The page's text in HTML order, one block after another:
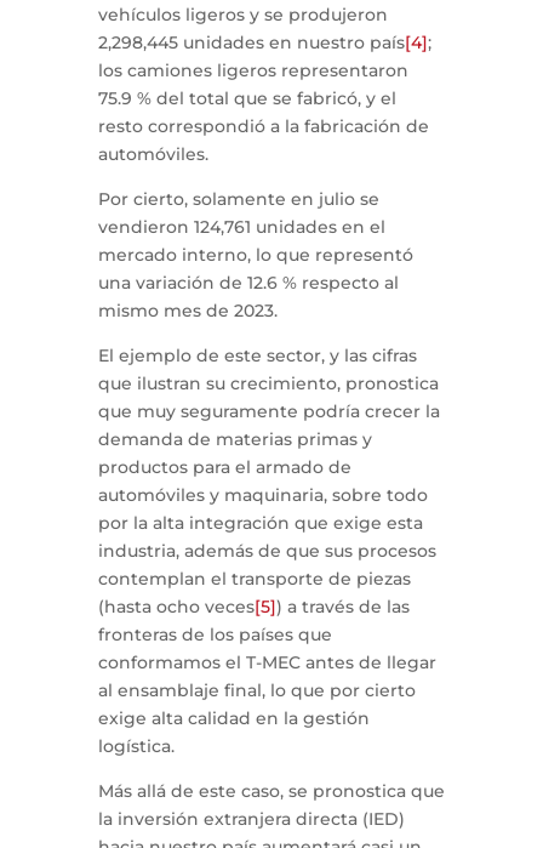
vehículos ligeros y se produjeron
2,298,445 unidades en nuestro país[4];
los camiones ligeros representaron
75.9 % del total que se fabricó, y el
resto correspondió a la fabricación de
automóviles.
Por cierto, solamente en julio se
vendieron 124,761 unidades en el
mercado interno, lo que representó
una variación de 12.6 % respecto al
mismo mes de 2023.
El ejemplo de este sector, y las cifras
que ilustran su crecimiento, pronostica
que muy seguramente podría crecer la
demanda de materias primas y
productos para el armado de
automóviles y maquinaria, sobre todo
por la alta integración que exige esta
industria, además de que sus procesos
contemplan el transporte de piezas
(hasta ocho veces[5]) a través de las
fronteras de los países que
conformamos el T-MEC antes de llegar
al ensamblaje final, lo que por cierto
exige alta calidad en la gestión
logística.
Más allá de este caso, se pronostica que
la inversión extranjera directa (IED)